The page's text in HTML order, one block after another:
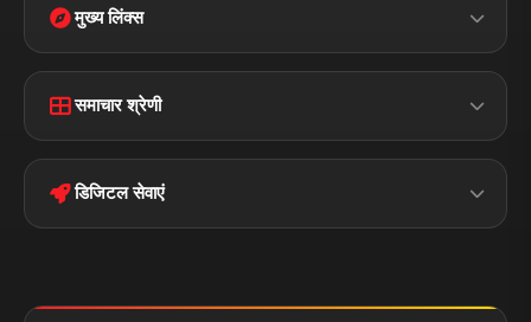
मुख्य लिंक्स
Home Contact Us
Terms &
Conditions
Privacy Policy
समाचार श्रेणी
बिहार क्राइम
पॉलिटिकल झारखण्ड
डिजिटल सेवाएं